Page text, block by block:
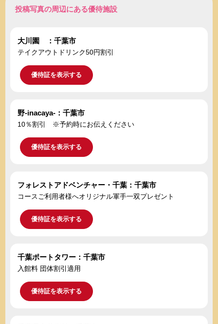
投稿写真の周辺にある優待施設
大川園 ：千葉市
テイクアウトドリンク50円割引
優待証を表示する
野-inacaya-：千葉市
10％割引 ※予約時にお伝えください
優待証を表示する
フォレストアドベンチャー・千葉：千葉市
コースご利用者様へオリジナル軍手一双プレゼント
優待証を表示する
千葉ポートタワー：千葉市
入館料 団体割引適用
優待証を表示する